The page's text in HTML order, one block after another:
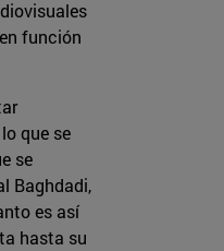
función
que se
se
Baghdadi,
es así
hasta su